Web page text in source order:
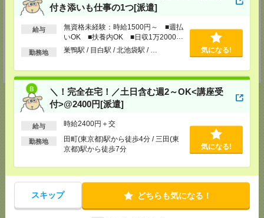
付き添いも仕事の1つ[派遣]
給与
無資格未経験：時給1500円～ ■週払
いOK ■扶養内OK ■日収1万2000円
以上
勤務地 巣鴨駅 / 目白駅 / 北池袋駅 / … 気になる!
＼！完全在宅！／土日含む週2～OK<講座受
付>@2400円[派遣]
給与 時給2400円＋交
勤務地
田町(東京都)駅から徒歩4分 / 三田(東
京都)駅から徒歩7分
気になる!
スキップ どちらも気になる！
高崎支社
埼玉県さいたま市大宮区仲町2-23-2 大宮仲町センタービル3F（さいたま
支社内）
TEL：0120-921-871
MAIL：worker@nissonet.co.jp
担当：採用担当者
応募ページへ
メールで送る LINEで送る